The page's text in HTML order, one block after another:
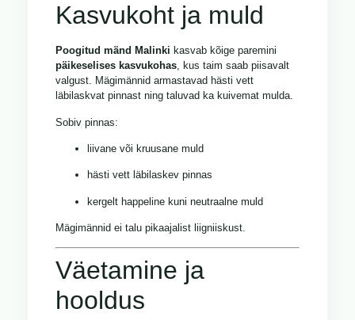
Kasvukoht ja muld
Poogitud mänd Malinki kasvab kõige paremini
päikeselises kasvukohas, kus taim saab piisavalt
valgust. Mägimännid armastavad hästi vett
läbilaskvat pinnast ning taluvad ka kuivemat mulda.
Sobiv pinnas:
liivane või kruusane muld
hästi vett läbilaskev pinnas
kergelt happeline kuni neutraalne muld
Mägimännid ei talu pikaajalist liigniiskust.
Väetamine ja
hooldus